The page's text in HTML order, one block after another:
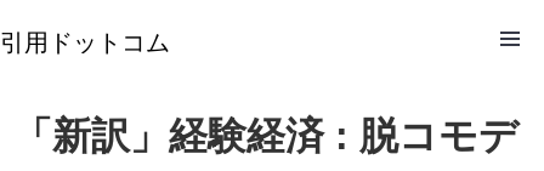
引用ドットコム
「新訳」経験経済 : 脱コモデ